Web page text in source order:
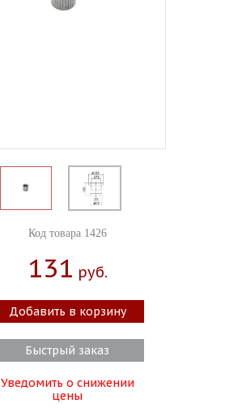
Код товара 1426
131 Руб.
Добавить в корзину
Быстрый заказ
Уведомить о снижении
цены